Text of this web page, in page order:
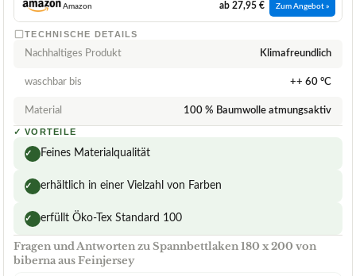
Amazon ab 27,95 € Zum Angebot »
TECHNISCHE DETAILS
Nachhaltiges Produkt Klimafreundlich
waschbar bis ++ 60 °C
Material 100 % Baumwolle atmungsaktiv
✓ VORTEILE
✓ Feines Materialqualität
✓ erhältlich in einer Vielzahl von Farben
✓ erfüllt Öko-Tex Standard 100
Fragen und Antworten zu Spannbettlaken 180 x 200 von
biberna aus Feinjersey